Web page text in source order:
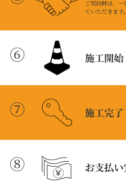
ご契約時は、
ていただきます。
⑥ 施工開始
⑦ 施工完
⑧ お支払